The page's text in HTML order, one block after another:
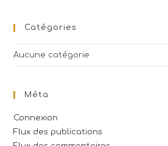
Catégories
Aucune catégorie
Méta
Connexion
Flux des publications